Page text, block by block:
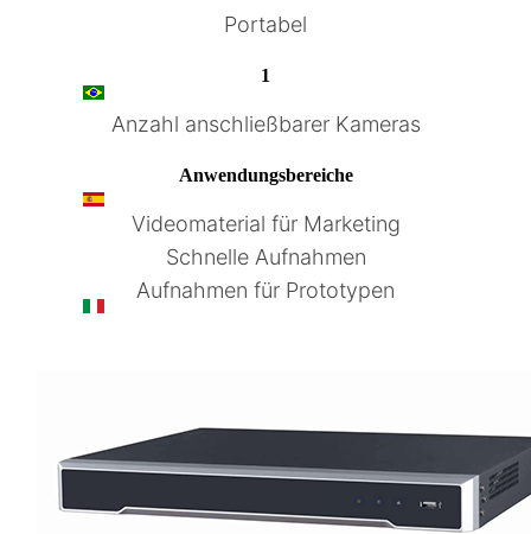
PT
ES
IT
EN
Portabel
1
Anzahl anschließbarer Kameras
Anwendungsbereiche
Videomaterial für Marketing
Schnelle Aufnahmen
Aufnahmen für Prototypen